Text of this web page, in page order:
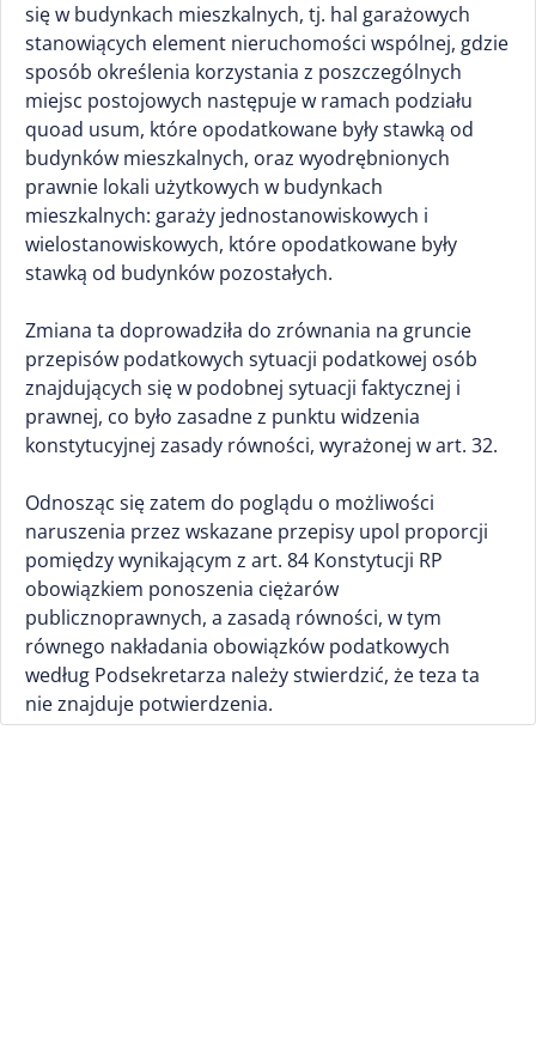
się w budynkach mieszkalnych, tj. hal garażowych
stanowiących element nieruchomości wspólnej, gdzie
sposób określenia korzystania z poszczególnych
miejsc postojowych następuje w ramach podziału
quoad usum, które opodatkowane były stawką od
budynków mieszkalnych, oraz wyodrębnionych
prawnie lokali użytkowych w budynkach
mieszkalnych: garaży jednostanowiskowych i
wielostanowiskowych, które opodatkowane były
stawką od budynków pozostałych.
Zmiana ta doprowadziła do zrównania na gruncie
przepisów podatkowych sytuacji podatkowej osób
znajdujących się w podobnej sytuacji faktycznej i
prawnej, co było zasadne z punktu widzenia
konstytucyjnej zasady równości, wyrażonej w art. 32.
Odnosząc się zatem do poglądu o możliwości
naruszenia przez wskazane przepisy upol proporcji
pomiędzy wynikającym z art. 84 Konstytucji RP
obowiązkiem ponoszenia ciężarów
publicznoprawnych, a zasadą równości, w tym
równego nakładania obowiązków podatkowych
według Podsekretarza należy stwierdzić, że teza ta
nie znajduje potwierdzenia.